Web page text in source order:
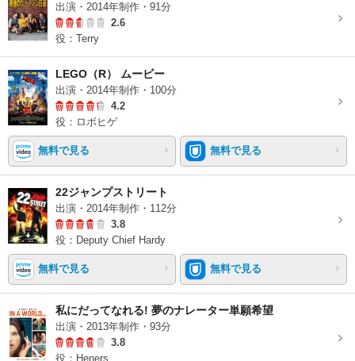
出演・2014年制作・91分
2.6
役：Terry
LEGO（R） ムービー
出演・2014年制作・100分
4.2
役：ロボヒゲ
無料で見る 無料で見る
22ジャンプストリート
出演・2014年制作・112分
3.8
役：Deputy Chief Hardy
無料で見る 無料で見る
私にだってなれる! 夢のナレーター単願希望
出演・2013年制作・93分
3.8
役：Heners